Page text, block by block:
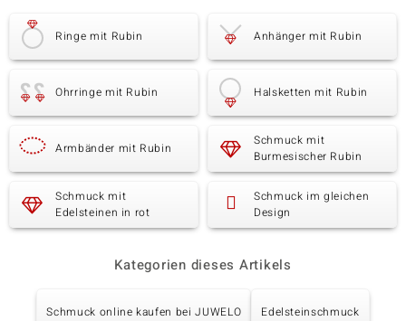
Ringe mit Rubin Anhänger mit Rubin
Ohrringe mit Rubin Halsketten mit Rubin
Armbänder mit Rubin
Schmuck mit
Burmesischer Rubin
Schmuck mit
Edelsteinen in rot
Schmuck im gleichen
Design
Kategorien dieses Artikels
Schmuck online kaufen bei JUWELO Edelsteinschmuck